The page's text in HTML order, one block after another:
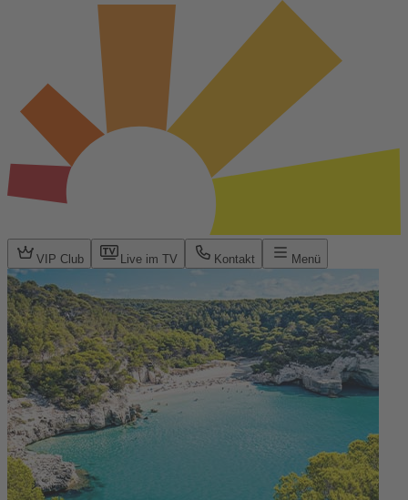
VIP Club Live im TV Kontakt Menü